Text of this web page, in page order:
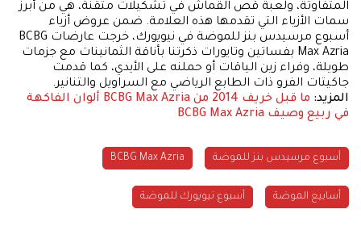
المتفاوتة، ولعبة قص القماش في تشكيلات متقنة، هي من أبرز
سمات الأزياء التي تقدمها هذه العلامة. ضمن عروض أزياء
أسبوع مرسيدس بنز للموضة في نيويورك، خرجت عارضات BCBG
Max Azria بفساتين وتايورات ذكرتنا بأناقة الثمانينات مع جزمات
طويلة، وفراء زين الياقات أو حملنه على الأيدي، كما قدمت
جاكيتات الفرو ذات الطابع الرياضي مع السراويل والتنانير.
المزيد: ما قبل خريف 2014 من BCBG Max Azria
ألوان الفاكهة
في ربيع وصيف BCBG Max Azria
أسبوع مرسيدس بنز للموضة BCBG Max Azria
أسابيع الموضة أسبوع نيويورك للموضة